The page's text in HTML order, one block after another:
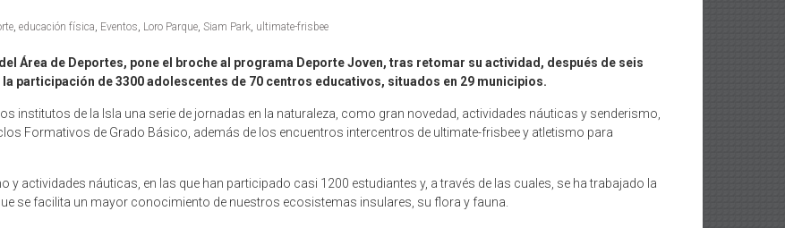
, educación física, Eventos, Loro Parque, Siam Park, ultimate-frisbee
Área de Deportes, pone el broche al programa Deporte Joven, tras retomar su actividad, después de seis
participación de 3300 adolescentes de 70 centros educativos, situados en 29 municipios.
institutos de la Isla una serie de jornadas en la naturaleza, como gran novedad, actividades náuticas y senderismo,
Formativos de Grado Básico, además de los encuentros intercentros de ultimate-frisbee y atletismo para
y actividades náuticas, en las que han participado casi 1200 estudiantes y, a través de las cuales, se ha trabajado la
se facilita un mayor conocimiento de nuestros ecosistemas insulares, su flora y fauna.